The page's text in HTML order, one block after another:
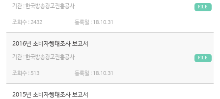
기관 : 한국방송광고진흥공사 FILE
조회수 :2432 등록일 : 18.10.31
2016년 소비자행태조사 보고서
기관 : 한국방송광고진흥공사 FILE
조회수 : 513 등록일 : 18.10.31
2015년 소비자행태조사 보고서